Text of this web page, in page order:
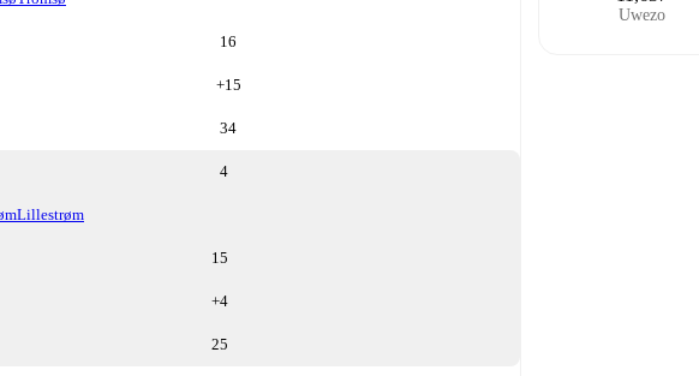
16
+15
34
4
Lillestrøm
15
+4
25
Uwezo